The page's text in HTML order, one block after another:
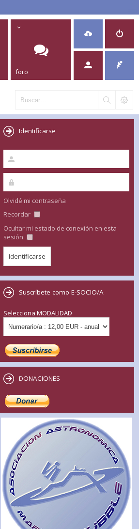
foro
Identificarse
Olvidé mi contraseña
Recordar
Ocultar mi estado de conexión en esta
sesión
Suscríbete como E-SOCIO/A
Selecciona MODALIDAD
DONACIONES